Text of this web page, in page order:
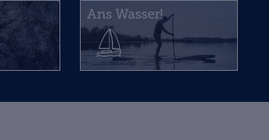
Ans Wasser!